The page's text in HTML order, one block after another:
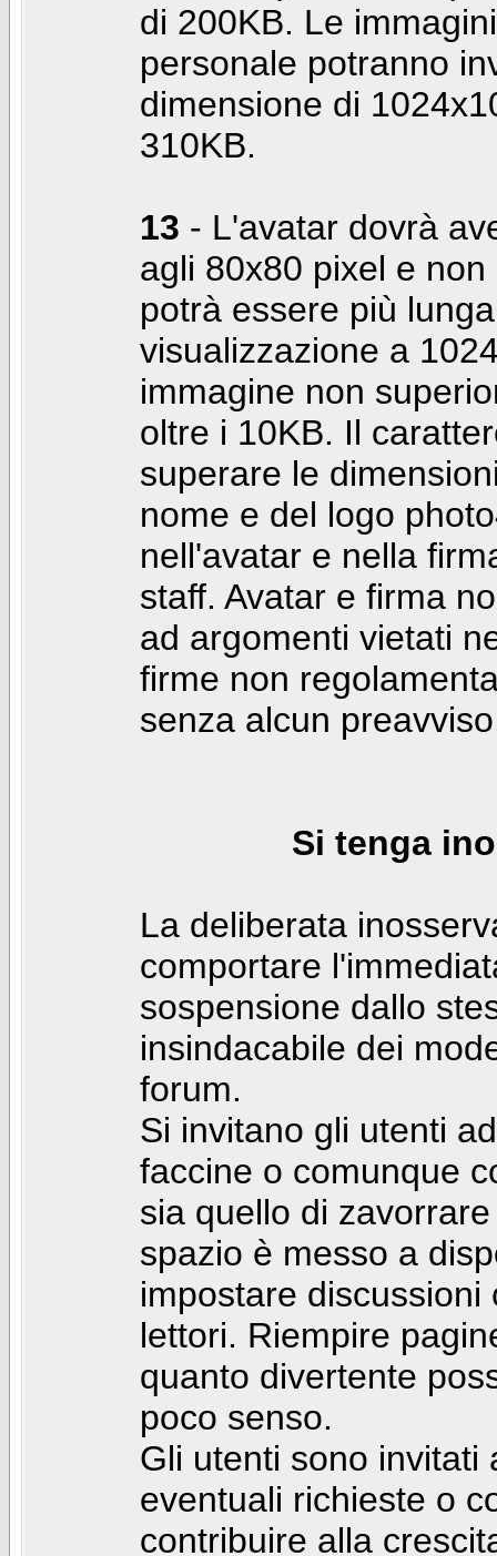
di 200KB. Le
personale potranno
dimensione di
310KB.
13 - L'avatar dovrà
agli 80x80 pixel e
potrà essere più
visualizzazione a
immagine non
oltre i 10KB. Il
superare le
nome e del logo
nell'avatar e nella
staff. Avatar e firma
ad argomenti vietati
firme non
senza alcun
Si tenga
La deliberata
comportare
sospensione dallo
insindacabile dei
forum.
Si invitano gli utenti
faccine o comunque
sia quello di
spazio è messo a
impostare
lettori. Riempire
quanto divertente
poco senso.
Gli utenti sono invitati
eventuali richieste o
contribuire alla